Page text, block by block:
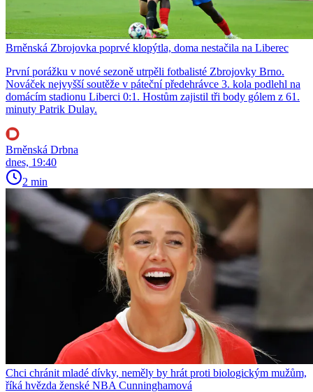
Brněnská Zbrojovka poprvé klopýtla, doma nestačila na Liberec
První porážku v nové sezoně utrpěli fotbalisté Zbrojovky Brno.
Nováček nejvyšší soutěže v páteční předehrávce 3. kola podlehl na
domácím stadionu Liberci 0:1. Hostům zajistil tři body gólem z 61.
minuty Patrik Dulay.
Brněnská Drbna
dnes, 19:40
2 min
Chci chránit mladé dívky, neměly by hrát proti biologickým mužům,
říká hvězda ženské NBA Cunninghamová